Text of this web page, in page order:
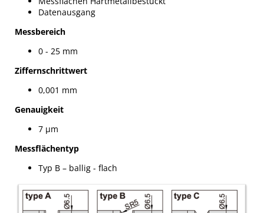
Datenausgang
Messbereich
0 - 25 mm
Ziffernschrittwert
0,001 mm
Genauigkeit
7 µm
Messflächentyp
Typ B – ballig - flach